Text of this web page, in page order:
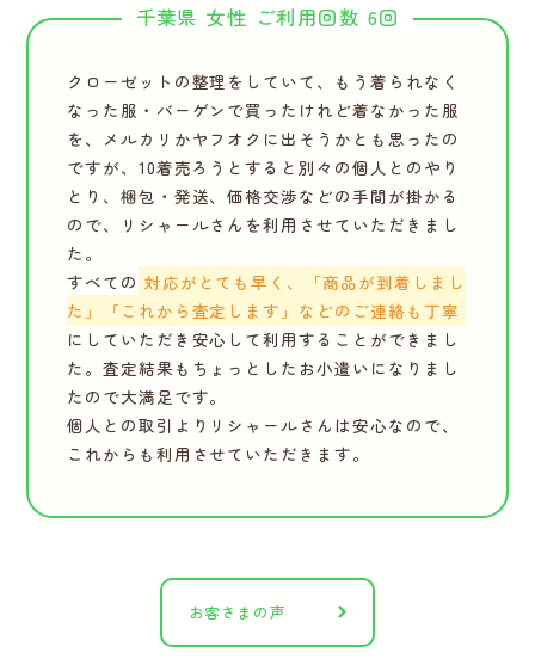
千葉県 女性 ご利用回数 6回
クローゼットの整理をしていて、もう着られなく
なった服・バーゲンで買ったけれど着なかった服
を、メルカリかヤフオクに出そうかとも思ったの
ですが、10着売ろうとすると別々の個人とのやり
とり、梱包・発送、価格交渉などの手間が掛かる
ので、リシャールさんを利用させていただきまし
た。
すべての 対応がとても早く、「商品が到着しまし
た」「これから査定します」などのご連絡も丁寧
にしていただき安心して利用することができまし
た。査定結果もちょっとしたお小遣いになりまし
たので大満足です。
個人との取引よりリシャールさんは安心なので、
これからも利用させていただきます。
お客さまの声